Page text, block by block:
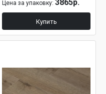
Цена за упаковку: 3865р.
Купить